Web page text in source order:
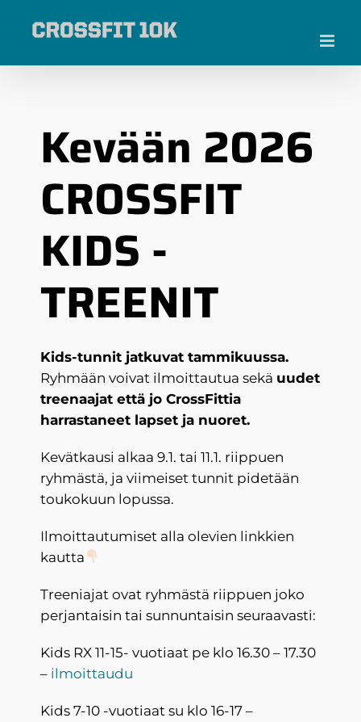
Kevään 2026
CROSSFIT
KIDS -
TREENIT
Kids-tunnit jatkuvat tammikuussa.
Ryhmään voivat ilmoittautua sekä uudet
treenaajat että jo CrossFittia
harrastaneet lapset ja nuoret.
Kevätkausi alkaa 9.1. tai 11.1. riippuen
ryhmästä, ja viimeiset tunnit pidetään
toukokuun lopussa.
Ilmoittautumiset alla olevien linkkien
kautta
Treeniajat ovat ryhmästä riippuen joko
perjantaisin tai sunnuntaisin seuraavasti:
Kids RX 11-15- vuotiaat pe klo 16.30 – 17.30
– ilmoittaudu
Kids 7-10 -vuotiaat su klo 16-17 –